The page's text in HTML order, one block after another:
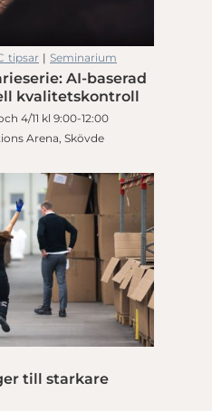
tipsar | Seminarium
AI-baserad
kvalitetskontroll
4/11 kl 9:00-12:00
Arena, Skövde
till starkare